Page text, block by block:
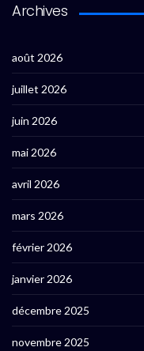
Archives
août 2026
juillet 2026
juin 2026
mai 2026
avril 2026
mars 2026
février 2026
janvier 2026
décembre 2025
novembre 2025